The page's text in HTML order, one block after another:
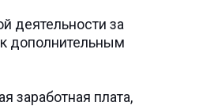
деятельности за
дополнительным
заработная плата,